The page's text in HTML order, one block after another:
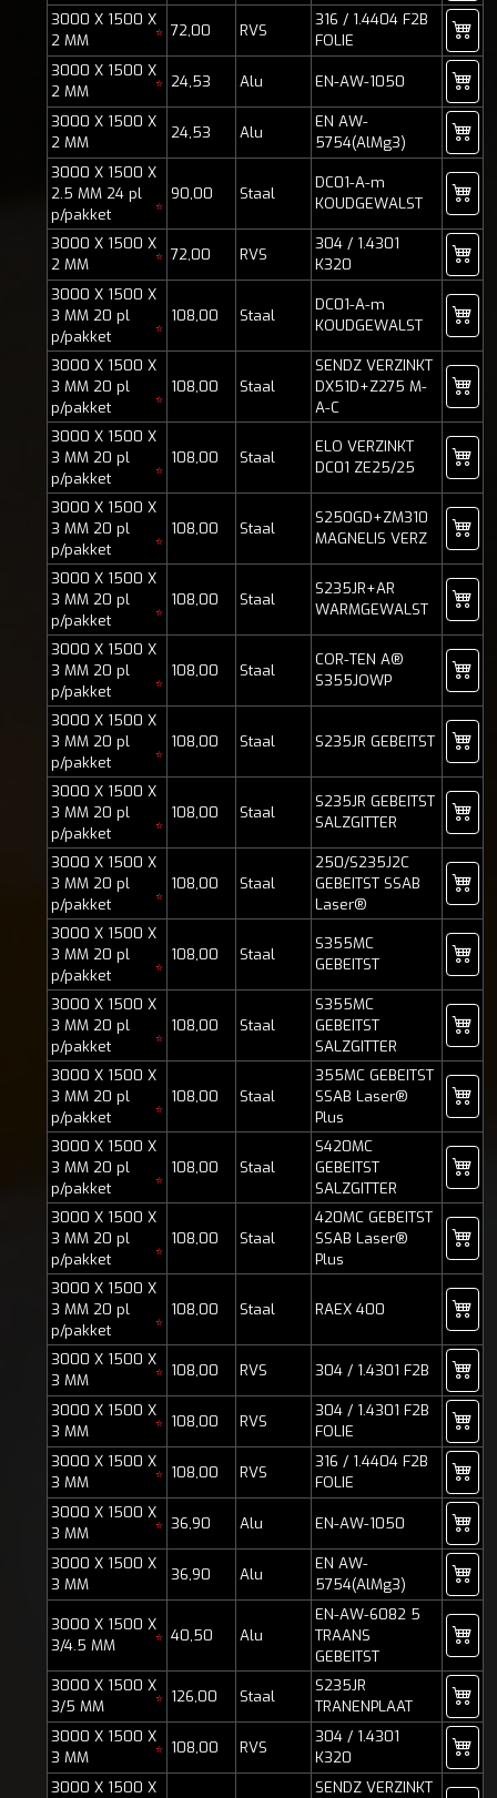
3000 X 1500 X
2 MM
* 72,00 RVS
316 / 1.4404 F2B
FOLIE
3000 X 1500 X
2 MM
* 24,53 Alu EN-AW-1050
3000 X 1500 X
2 MM
24,53 Alu
EN AW-
5754(AlMg3)
3000 X 1500 X
2.5 MM 24 pl
p/pakket
*
90,00 Staal
DC01-A-m
KOUDGEWALST
3000 X 1500 X
2 MM
* 72,00 RVS
304 / 1.4301
K320
3000 X 1500 X
3 MM 20 pl
p/pakket
*
108,00 Staal
DC01-A-m
KOUDGEWALST
3000 X 1500 X
3 MM 20 pl
p/pakket
*
108,00 Staal
SENDZ VERZINKT
DX51D+Z275 M-
A-C
3000 X 1500 X
3 MM 20 pl
p/pakket
*
108,00 Staal
ELO VERZINKT
DC01 ZE25/25
3000 X 1500 X
3 MM 20 pl
p/pakket
*
108,00 Staal
S250GD+ZM310
MAGNELIS VERZ
3000 X 1500 X
3 MM 20 pl
p/pakket
*
108,00 Staal
S235JR+AR
WARMGEWALST
3000 X 1500 X
3 MM 20 pl
p/pakket
*
108,00 Staal
COR-TEN A®
S355JOWP
3000 X 1500 X
3 MM 20 pl
p/pakket
*
108,00 Staal S235JR GEBEITST
3000 X 1500 X
3 MM 20 pl
p/pakket
*
108,00 Staal
S235JR GEBEITST
SALZGITTER
3000 X 1500 X
3 MM 20 pl
p/pakket
*
108,00 Staal
250/S235J2C
GEBEITST SSAB
Laser®
3000 X 1500 X
3 MM 20 pl
p/pakket
*
108,00 Staal
S355MC
GEBEITST
3000 X 1500 X
3 MM 20 pl
p/pakket
*
108,00 Staal
S355MC
GEBEITST
SALZGITTER
3000 X 1500 X
3 MM 20 pl
p/pakket
*
108,00 Staal
355MC GEBEITST
SSAB Laser®
Plus
3000 X 1500 X
3 MM 20 pl
p/pakket
*
108,00 Staal
S420MC
GEBEITST
SALZGITTER
3000 X 1500 X
3 MM 20 pl
p/pakket
*
108,00 Staal
420MC GEBEITST
SSAB Laser®
Plus
3000 X 1500 X
3 MM 20 pl
p/pakket
*
108,00 Staal RAEX 400
3000 X 1500 X
3 MM
* 108,00 RVS 304 / 1.4301 F2B
3000 X 1500 X
3 MM
* 108,00 RVS
304 / 1.4301 F2B
FOLIE
3000 X 1500 X
3 MM
* 108,00 RVS
316 / 1.4404 F2B
FOLIE
3000 X 1500 X
3 MM
* 36,90 Alu EN-AW-1050
3000 X 1500 X
3 MM
36,90 Alu
EN AW-
5754(AlMg3)
3000 X 1500 X
3/4.5 MM
* 40,50 Alu
EN-AW-6082 5
TRAANS
GEBEITST
3000 X 1500 X
3/5 MM
* 126,00 Staal
S235JR
TRANENPLAAT
3000 X 1500 X
3 MM
* 108,00 RVS
304 / 1.4301
K320
3000 X 1500 X
SENDZ VERZINKT